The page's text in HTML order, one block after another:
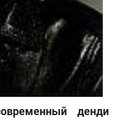
денди